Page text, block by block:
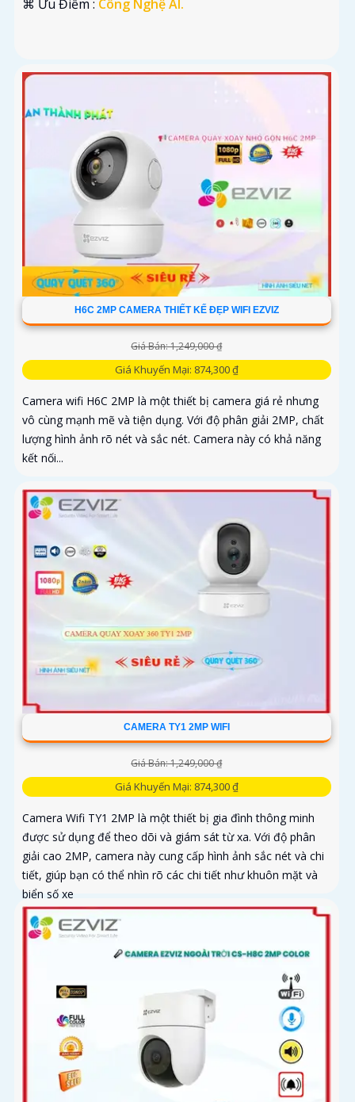
️⌘ Ưu Điểm : Công Nghệ AI.
H6C 2MP CAMERA THIẾT KẾ ĐẸP WIFI EZVIZ
Giá Bán: 1,249,000 ₫
Giá Khuyến Mại: 874,300 ₫
Camera wifi H6C 2MP là một thiết bị camera giá rẻ nhưng
vô cùng mạnh mẽ và tiện dụng. Với độ phân giải 2MP, chất
lượng hình ảnh rõ nét và sắc nét. Camera này có khả năng
kết nối...
CAMERA TY1 2MP WIFI
Giá Bán: 1,249,000 ₫
Giá Khuyến Mại: 874,300 ₫
Camera Wifi TY1 2MP là một thiết bị gia đình thông minh
được sử dụng để theo dõi và giám sát từ xa. Với độ phân
giải cao 2MP, camera này cung cấp hình ảnh sắc nét và chi
tiết, giúp bạn có thể nhìn rõ các chi tiết như khuôn mặt và
biển số xe